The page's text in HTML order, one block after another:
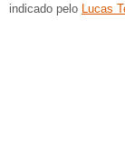
indicado pelo Lucas